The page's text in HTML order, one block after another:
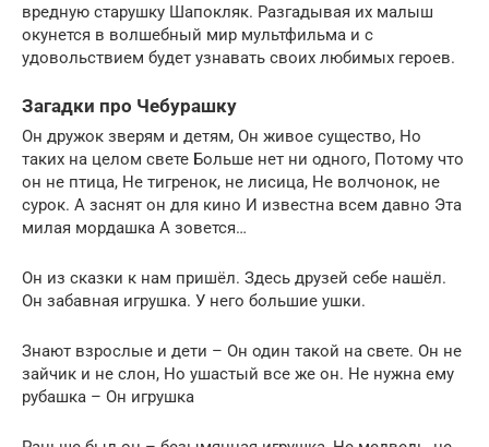
вредную старушку Шапокляк. Разгадывая их малыш
окунется в волшебный мир мультфильма и с
удовольствием будет узнавать своих любимых героев.
Загадки про Чебурашку
Он дружок зверям и детям, Он живое существо, Но
таких на целом свете Больше нет ни одного, Потому что
он не птица, Не тигренок, не лисица, Не волчонок, не
сурок. А заснят он для кино И известна всем давно Эта
милая мордашка А зовется…
Он из сказки к нам пришёл. Здесь друзей себе нашёл.
Он забавная игрушка. У него большие ушки.
Знают взрослые и дети – Он один такой на свете. Он не
зайчик и не слон, Но ушастый все же он. Не нужна ему
рубашка – Он игрушка